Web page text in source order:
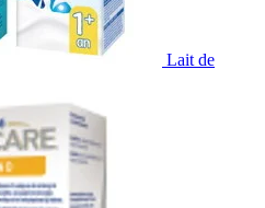
Lait de